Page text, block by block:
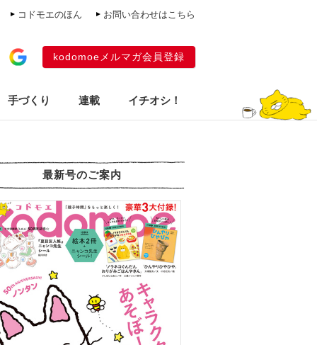
コドモエのほん お問い合わせはこちら
kodomoeメルマガ会員登録
手づくり 連載 イチオシ！
最新号のご案内